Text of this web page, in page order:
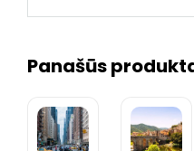
Panašūs